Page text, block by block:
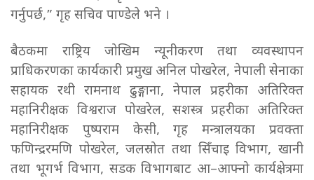
गर्नुपर्छ,” गृह सचिव पाण्डेले भने ।
बैठकमा राष्ट्रिय जोखिम न्यूनीकरण तथा व्यवस्थापन
प्राधिकरणका कार्यकारी प्रमुख अनिल पोखरेल, नेपाली सेनाका
सहायक रथी रामनाथ ढुङ्गाना, नेपाल प्रहरीका अतिरिक्त
महानिरीक्षक विश्वराज पोखरेल, सशस्त्र प्रहरीका अतिरिक्त
महानिरीक्षक पुष्पराम केसी, गृह मन्त्रालयका प्रवक्ता
फणिन्द्ररमणि पोखरेल, जलस्रोत तथा सिँचाइ विभाग, खानी
तथा भूगर्भ विभाग, सडक विभागबाट आ–आफ्नो कार्यक्षेत्रमा